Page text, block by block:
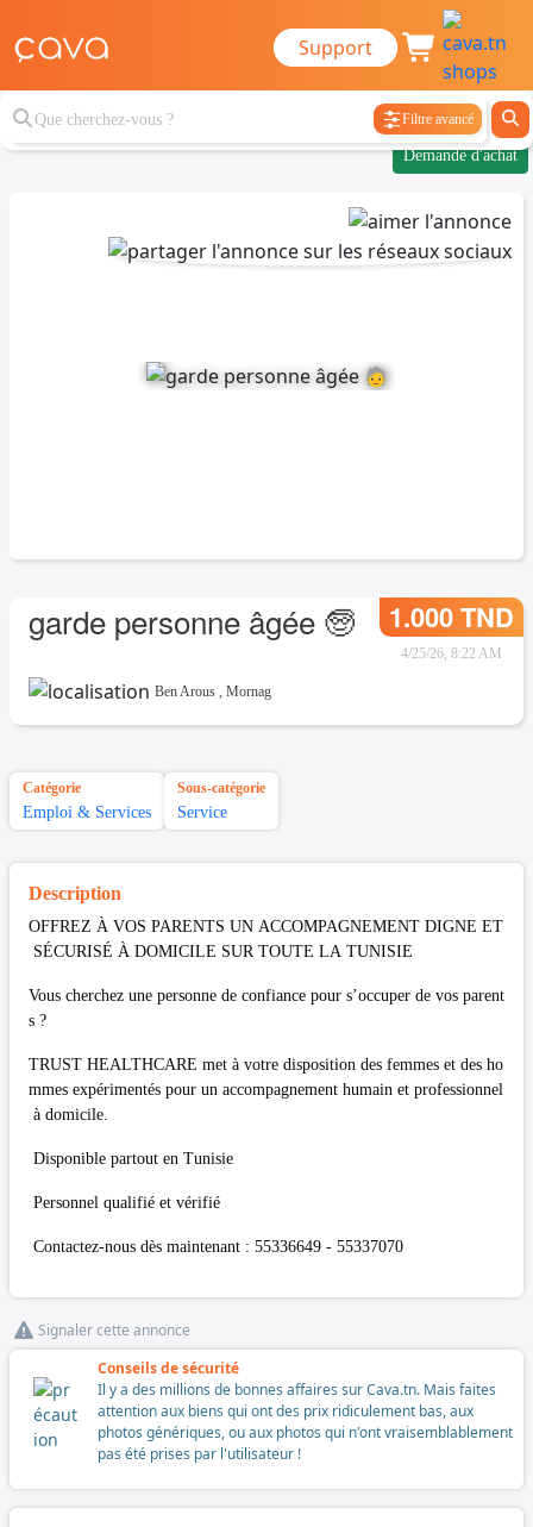
Support
Filtre avancé
Demande d'achat
garde personne âgée 🧓 1.000 TND
4/25/26, 8:22 AM
Ben Arous , Mornag
Catégorie
Emploi & Services
Sous-catégorie
Service
Description
OFFREZ À VOS PARENTS UN ACCOMPAGNEMENT DIGNE ET
SÉCURISÉ À DOMICILE SUR TOUTE LA TUNISIE
Vous cherchez une personne de confiance pour s’occuper de vos parent
s ?
TRUST HEALTHCARE met à votre disposition des femmes et des ho
mmes expérimentés pour un accompagnement humain et professionnel
à domicile.
Disponible partout en Tunisie
Personnel qualifié et vérifié
Contactez-nous dès maintenant : 55336649 - 55337070
Signaler cette annonce
Conseils de sécurité
Il y a des millions de bonnes affaires sur Cava.tn. Mais faites
attention aux biens qui ont des prix ridiculement bas, aux
photos génériques, ou aux photos qui n'ont vraisemblablement
pas été prises par l'utilisateur !